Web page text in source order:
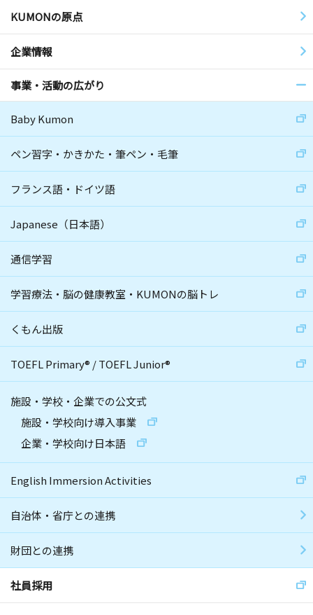
KUMONの原点
企業情報
事業・活動の広がり
Baby Kumon
ペン習字・かきかた・筆ペン・毛筆
フランス語・ドイツ語
Japanese（日本語）
通信学習
学習療法・脳の健康教室・KUMONの脳トレ
くもん出版
TOEFL Primary® /TOEFL Junior®
施設・学校・企業での公文式
施設・学校向け導入事業
企業・学校向け日本語
English Immersion Activities
自治体・省庁との連携
財団との連携
社員採用